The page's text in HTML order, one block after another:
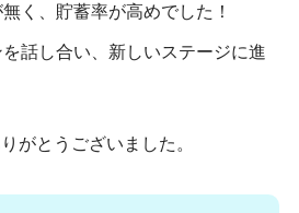
く、貯蓄率が高めでした！
話し合い、新しいステージに進
がとうございました。